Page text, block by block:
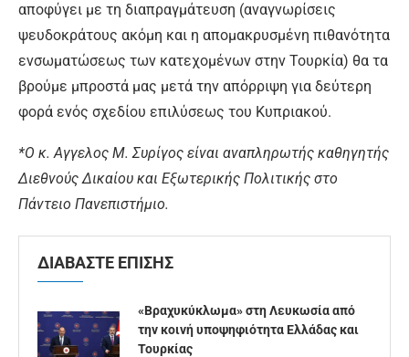
αποφύγει με τη διαπραγμάτευση (αναγνωρίσεις
ψευδοκράτους ακόμη και η απομακρυσμένη πιθανότητα
ενσωματώσεως των κατεχομένων στην Τουρκία) θα τα
βρούμε μπροστά μας μετά την απόρριψη για δεύτερη
φορά ενός σχεδίου επιλύσεως του Κυπριακού.
*Ο κ. Αγγελος Μ. Συρίγος είναι αναπληρωτής καθηγητής
Διεθνούς Δικαίου και Εξωτερικής Πολιτικής στο
Πάντειο Πανεπιστήμιο.
ΔΙΑΒΑΣΤΕ ΕΠΙΣΗΣ
«Βραχυκύκλωμα» στη Λευκωσία από
την κοινή υποψηφιότητα Ελλάδας και
Τουρκίας